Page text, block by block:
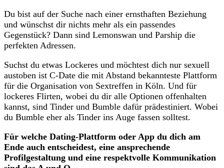
Du bist auf der Suche nach einer ernsthaften Beziehung
und wünschst dir nichts mehr als ein passendes
Gegenstück? Dann sind Lemonswan und Parship die
perfekten Adressen.
Suchst du etwas Lockeres und möchtest dich nur sexuell
austoben ist C-Date die mit Abstand bekannteste Plattform
für die Organisation von Sextreffen in Köln. Und für
lockeres Flirten, wobei du dir alle Optionen offenhalten
kannst, sind Tinder und Bumble dafür prädestiniert. Wobei
du Bumble eher als Tinder ins Auge fassen solltest.
Für welche Dating-Plattform oder App du dich am
Ende auch entscheidest, eine ansprechende
Profilgestaltung und eine respektvolle Kommunikation